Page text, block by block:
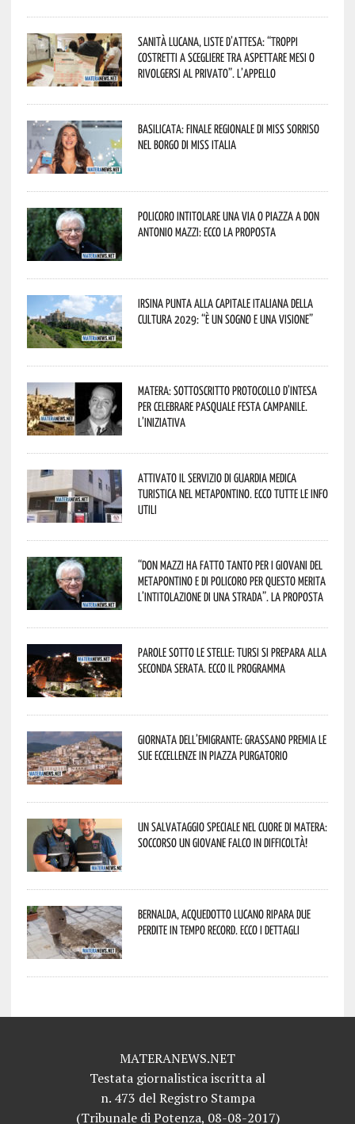
Sanità lucana, liste d’attesa: “Troppi
costretti a scegliere tra aspettare mesi o
rivolgersi al privato”. L’appello
Basilicata: finale regionale di Miss Sorriso
nel borgo di Miss Italia
Policoro intitolare una via o piazza a don
Antonio Mazzi: ecco la proposta
Irsina punta alla Capitale italiana della
Cultura 2029: “È un sogno e una visione”
Matera: sottoscritto protocollo d’intesa
per celebrare Pasquale Festa Campanile.
L’iniziativa
Attivato il servizio di Guardia Medica
Turistica nel Metapontino. Ecco tutte le info
utili
“Don Mazzi ha fatto tanto per i giovani del
Metapontino e di Policoro per questo merita
l’intitolazione di una strada”. La proposta
Parole sotto le stelle: Tursi si prepara alla
seconda serata. Ecco il programma
Giornata dell’Emigrante: Grassano premia le
sue eccellenze in Piazza Purgatorio
Un salvataggio speciale nel cuore di Matera:
soccorso un giovane falco in difficoltà!
Bernalda, Acquedotto Lucano ripara due
perdite in tempo record. Ecco i dettagli
MATERANEWS.NET
Testata giornalistica iscritta al
n. 473 del Registro Stampa
(Tribunale di Potenza, 08-08-2017)